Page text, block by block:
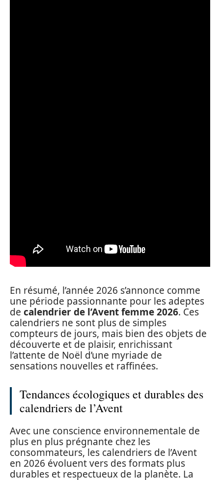
En résumé, l’année 2026 s’annonce comme
une période passionnante pour les adeptes
de calendrier de l’Avent femme 2026. Ces
calendriers ne sont plus de simples
compteurs de jours, mais bien des objets de
découverte et de plaisir, enrichissant
l’attente de Noël d’une myriade de
sensations nouvelles et raffinées.
Tendances écologiques et durables des
calendriers de l’Avent
Avec une conscience environnementale de
plus en plus prégnante chez les
consommateurs, les calendriers de l’Avent
en 2026 évoluent vers des formats plus
durables et respectueux de la planète. La